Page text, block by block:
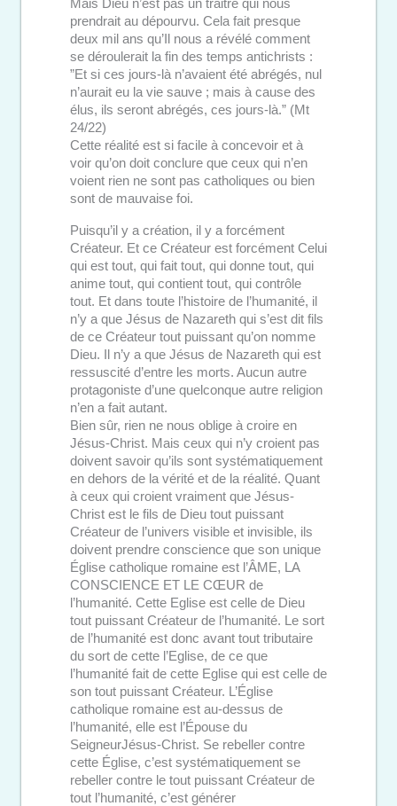
Mais Dieu n’est pas un traitre qui nous
prendrait au dépourvu. Cela fait presque
deux mil ans qu’Il nous a révélé comment
se déroulerait la fin des temps antichrists :
”Et si ces jours-là n’avaient été abrégés, nul
n’aurait eu la vie sauve ; mais à cause des
élus, ils seront abrégés, ces jours-là.” (Mt
24/22)
Cette réalité est si facile à concevoir et à
voir qu’on doit conclure que ceux qui n’en
voient rien ne sont pas catholiques ou bien
sont de mauvaise foi.
Puisqu’il y a création, il y a forcément
Créateur. Et ce Créateur est forcément Celui
qui est tout, qui fait tout, qui donne tout, qui
anime tout, qui contient tout, qui contrôle
tout. Et dans toute l’histoire de l’humanité, il
n’y a que Jésus de Nazareth qui s’est dit fils
de ce Créateur tout puissant qu’on nomme
Dieu. Il n’y a que Jésus de Nazareth qui est
ressuscité d’entre les morts. Aucun autre
protagoniste d’une quelconque autre religion
n’en a fait autant.
Bien sûr, rien ne nous oblige à croire en
Jésus-Christ. Mais ceux qui n’y croient pas
doivent savoir qu’ils sont systématiquement
en dehors de la vérité et de la réalité. Quant
à ceux qui croient vraiment que Jésus-
Christ est le fils de Dieu tout puissant
Créateur de l’univers visible et invisible, ils
doivent prendre conscience que son unique
Église catholique romaine est l’ÂME, LA
CONSCIENCE ET LE CŒUR de
l’humanité. Cette Eglise est celle de Dieu
tout puissant Créateur de l’humanité. Le sort
de l’humanité est donc avant tout tributaire
du sort de cette l’Eglise, de ce que
l’humanité fait de cette Eglise qui est celle de
son tout puissant Créateur. L’Église
catholique romaine est au-dessus de
l’humanité, elle est l’Épouse du
SeigneurJésus-Christ. Se rebeller contre
cette Église, c’est systématiquement se
rebeller contre le tout puissant Créateur de
tout l’humanité, c’est générer